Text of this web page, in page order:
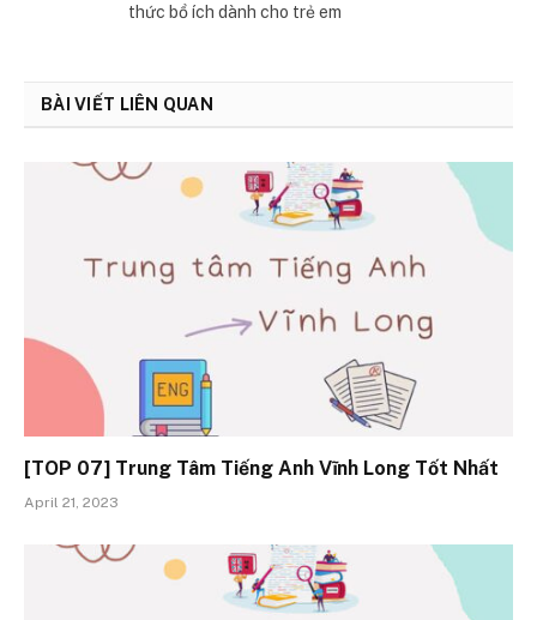
thức bổ ích dành cho trẻ em
BÀI VIẾT LIÊN QUAN
[TOP 07] Trung Tâm Tiếng Anh Vĩnh Long Tốt Nhất
April 21, 2023